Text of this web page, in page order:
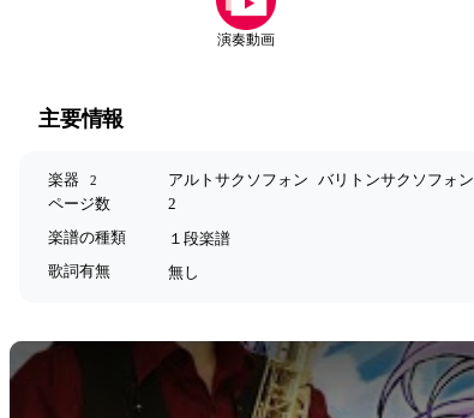
演奏動画
主要情報
楽器 2 アルトサクソフォン バリトンサクソフォン
ページ数
2
楽譜の種類
１段楽譜
歌詞有無
無し